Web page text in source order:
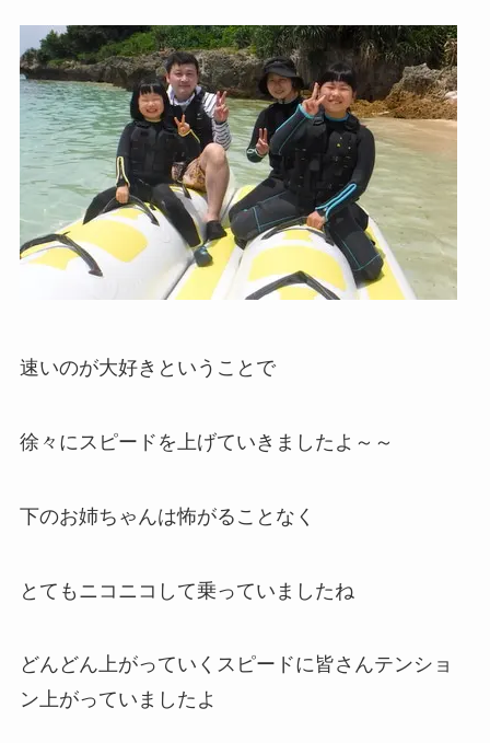
速いのが大好きということで
徐々にスピードを上げていきましたよ～～
下のお姉ちゃんは怖がることなく
とてもニコニコして乗っていましたね
どんどん上がっていくスピードに皆さんテンショ
ン上がっていましたよ